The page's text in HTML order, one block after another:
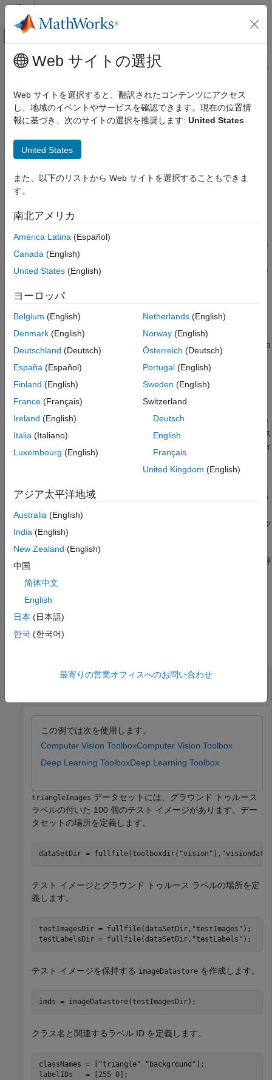
コンテンツへスキップ
オフキャンバス ナビゲーション メ
ドキュメンテーションのホーム
Computer Vision Toolbox
オブジェクトの検出とセグメント化
項目一覧
構文
例
入力引数
名前と値の引数
出力引数
参照
メインコンテンツ
このページの内容は最新ではありません。最新版の英語を参照す
evaluateSemanticSegmentation
グラウンド トゥルースに対してセマンティック セグメンテーシ
ョン データ セットを評価する
ページ内をすべて折りたたむ
構文
ssm = evaluateSemanticSegmentation(dsResults,dsTruth)
ssm =
evaluateSemanticSegmentation(imageSetConfusion,classNames)
[ssm,blockMetrics] =
evaluateSemanticSegmentation(blockSetConfusion,classNames)
説明
ssm= evaluateSemanticSegmentation(dsResults,dsTruth
さまざまなメトリクスを計算し、グラウンド トゥルース セグメ
に対してセマンティック セグメンテーショ
dsResults の品質を評価します。
例
evaluateSemanticSegmentation(
imageSetConfusion )
は、さまざまなメトリクスを計算し、セグメンテーション クラス
からのセマンティ
ック セグメンテーションの結果の品質を評価します。
evaluateSemanticSegmentation(
)
は、さまざまなメトリクスを計算し、クラス
混同行列
からのブロックベース セマンティッ
ク セグメンテーションの結果の品質を評価します。
[___
は、評
してセマンティック セグメンテーション メトリクスを計算しま
す。
例
セマンティック セグメンテーションの結果の評
この例では次を使用します。
Computer Vision ToolboxComputer Vision Toolbox
Deep Learning ToolboxDeep Learning Toolbox
triangleImages データセットには、グラウンド トゥルース
ラベルの付いた 100 個のテスト イメージがあります。デー
タセットの場所を定義します。
dataSetDir = fullfile(toolboxdir( "vision" ), "visiondata"
テスト イメージとグラウンド トゥルース ラベルの場所を定
義します。
testImagesDir = fullfile(dataSetDir, "testImages" );
testLabelsDir = fullfile(dataSetDir, "testLabels" );
テスト イメージを保持する imageDatastore を作成します。
imds = imageDatastore(testImagesDir);
クラス名と関連するラベル ID を定義します。
classNames = [ "triangle" "background" ];
labelIDs   = [255 0];
Web サイトの選択
Web サイトを選択すると、翻訳されたコンテンツにアクセス
し、地域のイベントやサービスを確認できます。現在の位置情
報に基づき、次のサイトの選択を推奨します: United States
United States
また、以下のリストから Web サイトを選択することもできま
す。
南北アメリカ
América Latina (Español)
Canada (English)
United States (English)
ヨーロッパ
Belgium (English)
Denmark (English)
Deutschland (Deutsch)
España (Español)
Finland (English)
France (Français)
Ireland (English)
Italia (Italiano)
Luxembourg (English)
Netherlands(English)
Norway(English)
Österreich (Deutsch)
Portugal(English)
Sweden (English)
Switzerland
Deutsch
English
Français
United Kingdom (English)
アジア太平洋地域
Australia (English)
India (English)
New Zealand (English)
中国
简体中文
English
日本 (日本語)
한국 (한국어)
最寄りの営業オフィスへのお問い合わせ